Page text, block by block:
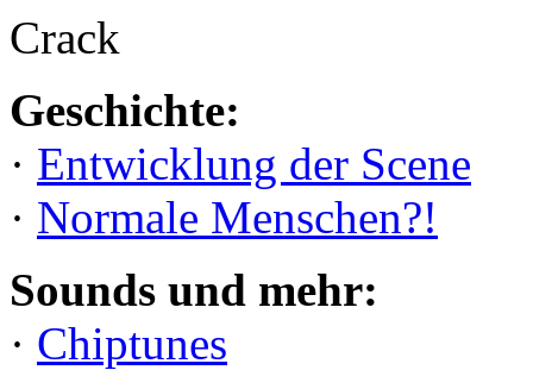
Crack
Geschichte:
· Entwicklung der Scene
· Normale Menschen?!
Sounds und mehr:
· Chiptunes